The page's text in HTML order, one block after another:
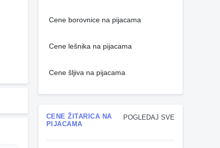
Cene borovnice na pijacama
Cene lešnika na pijacama
Cene šljiva na pijacama
POGLEDAJ SVE
CENE ŽITARICA NA
PIJACAMA